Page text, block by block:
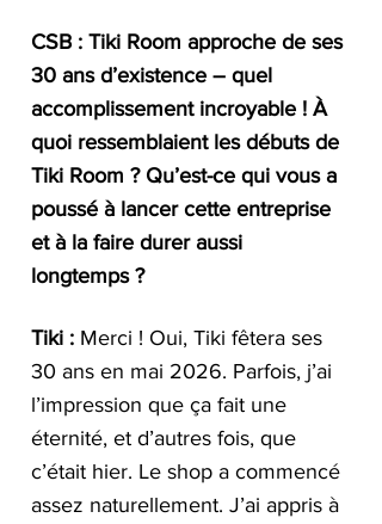
CSB : Tiki Room approche de ses
30 ans d’existence – quel
accomplissement incroyable ! À
quoi ressemblaient les débuts de
Tiki Room ? Qu’est-ce qui vous a
poussé à lancer cette entreprise
et à la faire durer aussi
longtemps ?
Tiki : Merci ! Oui, Tiki fêtera ses
30 ans en mai 2026. Parfois, j’ai
l’impression que ça fait une
éternité, et d’autres fois, que
c’était hier. Le shop a commencé
assez naturellement. J’ai appris à